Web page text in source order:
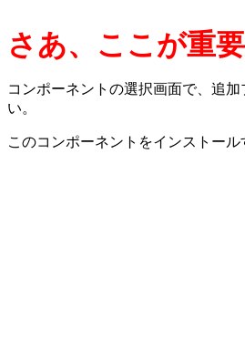
さあ、ここが重
コンポーネントの選択画面で、追加
い。
このコンポーネントをインストー